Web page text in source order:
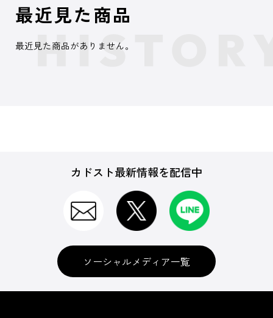
最近見た商品
最近見た商品がありません。
カドスト最新情報を配信中
ソーシャルメディア一覧